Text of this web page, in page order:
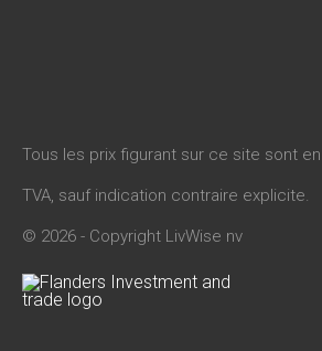
Tous les prix figurant sur ce site sont
TVA, sauf indication contraire explicite.
© 2026 - Copyright LivWise nv